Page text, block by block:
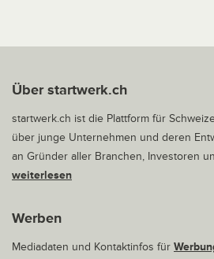
Über startwerk.ch
startwerk.ch ist die Plattform für
über junge Unternehmen und deren
an Gründer aller Branchen, Investoren
weiterlesen
Werben
Mediadaten und Kontaktinfos für